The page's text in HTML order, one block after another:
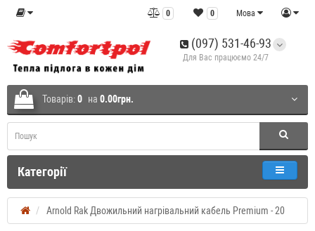
Мова
0
0
(097) 531-46-93
Для Вас працюємо 24/7
Товарів:0 на 0.00грн.
Категорії
Arnold Rak Двожильний нагрівальний кабель Premium - 20